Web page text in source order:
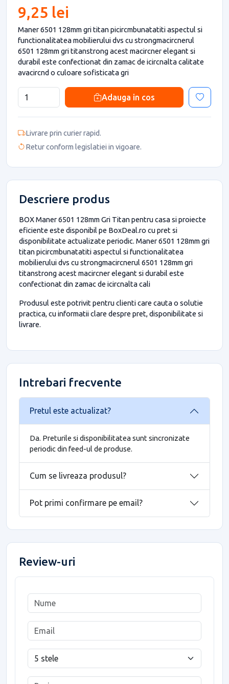
9,25 lei
Maner 6501 128mm gri titan picircmbunatatiti aspectul si
functionalitatea mobilierului dvs cu strongmacircnerul
6501 128mm gri titanstrong acest macircner elegant si
durabil este confectionat din zamac de icircnalta calitate
avacircnd o culoare sofisticata gri
Adauga in cos
Livrare prin curier rapid.
Retur conform legislatiei in vigoare.
Descriere produs
BOX Maner 6501 128mm Gri Titan pentru casa si proiecte
eficiente este disponibil pe BoxDeal.ro cu pret si
disponibilitate actualizate periodic. Maner 6501 128mm gri
titan picircmbunatatiti aspectul si functionalitatea
mobilierului dvs cu strongmacircnerul 6501 128mm gri
titanstrong acest macircner elegant si durabil este
confectionat din zamac de icircnalta cali
Produsul este potrivit pentru clienti care cauta o solutie
practica, cu informatii clare despre pret, disponibilitate si
livrare.
Intrebari frecvente
Pretul este actualizat?
Da. Preturile si disponibilitatea sunt sincronizate
periodic din feed-ul de produse.
Cum se livreaza produsul?
Pot primi confirmare pe email?
Review-uri